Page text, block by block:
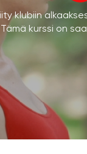
klubiin
Tämä kurssi on